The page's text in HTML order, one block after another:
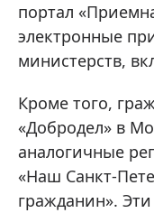
портал
электронные
министерств,
Кроме того,
«Добродел» в
аналогичные
«Наш Санкт-
гражданин».